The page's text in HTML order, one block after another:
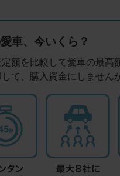
車、今いくら？
額を比較して愛車の最高
て、購入資金にしません